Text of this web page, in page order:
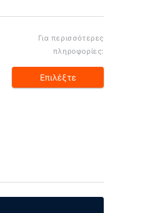
Για περισσότερες
πληροφορίες:
Επιλέξτε